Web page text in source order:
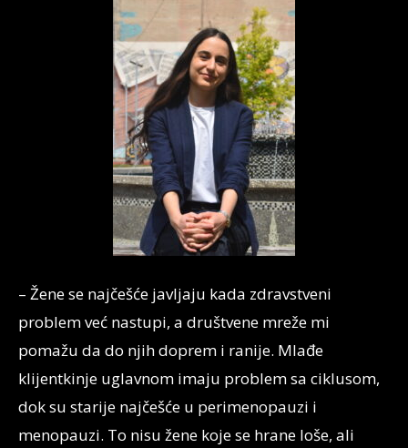
– Žene se najčešće javljaju kada zdravstveni
problem već nastupi, a društvene mreže mi
pomažu da do njih doprem i ranije. Mlađe
klijentkinje uglavnom imaju problem sa ciklusom,
dok su starije najčešće u perimenopauzi i
menopauzi. To nisu žene koje se hrane loše, ali